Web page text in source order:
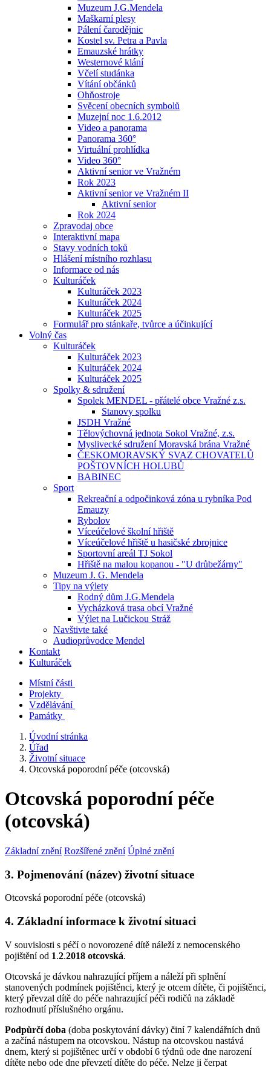
Muzeum J.G.Mendela
Maškarní plesy
Pálení čarodějnic
Kostel sv. Petra a Pavla
Emauzské hrátky
Westernové klání
Včelí studánka
Vítání občánků
Ohňostroje
Svěcení obecních symbolů
Muzejní noc 1.6.2012
Video a panorama
Panorama 360°
Virtuální prohlídka
Video 360°
Aktivní senior ve Vražném
Rok 2023
Aktivní senior ve Vražném II
Aktivní senior
Rok 2024
Zpravodaj obce
Interaktivní mapa
Stavy vodních toků
Hlášení místního rozhlasu
Informace od nás
Kulturáček
Kulturáček 2023
Kulturáček 2024
Kulturáček 2025
Formulář pro stánkaře, tvůrce a účinkující
Volný čas
Kulturáček
Kulturáček 2023
Kulturáček 2024
Kulturáček 2025
Spolky & sdružení
Spolek MENDEL - přátelé obce Vražné z.s.
Stanovy spolku
JSDH Vražné
Tělovýchovná jednota Sokol Vražné, z.s.
Myslivecké sdružení Moravská brána Vražné
ČESKOMORAVSKÝ SVAZ CHOVATELŮ
POŠTOVNÍCH HOLUBŮ
BABINEC
Sport
Rekreační a odpočinková zóna u rybníka Pod
Emauzy
Rybolov
Víceúčelové školní hřiště
Víceúčelové hřiště u hasičské zbrojnice
Sportovní areál TJ Sokol
Hřiště na malou kopanou - "U drůbežárny"
Muzeum J. G. Mendela
Tipy na výlety
Rodný dům J.G.Mendela
Vycházková trasa obcí Vražné
Výlet na Lučickou Stráž
Navštivte také
Audioprůvodce Mendel
Kontakt
Kulturáček
Místní části
Projekty
Vzdělávání
Památky
Úvodní stránka
Úřad
Životní situace
Otcovská poporodní péče (otcovská)
Otcovská poporodní péče
(otcovská)
Základní znění Rozšířené znění Úplné znění
3. Pojmenování (název) životní situace
Otcovská poporodní péče (otcovská)
4. Základní informace k životní situaci
V souvislosti s péčí o novorozené dítě náleží z nemocenského
pojištění od 1.2.2018 otcovská.
Otcovská je dávkou nahrazující příjem a náleží při splnění
stanovených podmínek pojištěnci, který je otcem dítěte, či pojištěnci,
který převzal dítě do péče nahrazující péči rodičů na základě
rozhodnutí příslušného orgánu.
Podpůrčí doba (doba poskytování dávky) činí 7 kalendářních dnů
a začíná nástupem na otcovskou. Nástup na otcovskou nastává
dnem, který si pojištěnec určí v období 6 týdnů ode dne narození
dítěte nebo ode dne převzetí dítěte do péče. Nelze ji čerpat